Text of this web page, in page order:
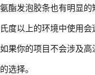
酯发泡胶条也有明显
度以上的环境中使用
果你的项目不会涉及
选择。